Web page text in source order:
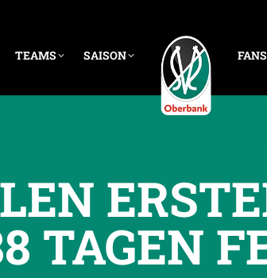
TEAMS SAISON FANS
TAGEN